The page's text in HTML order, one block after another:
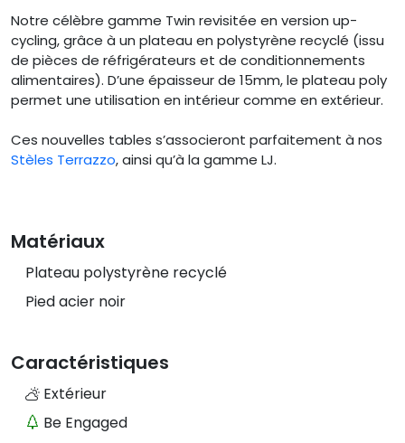
Notre célèbre gamme Twin revisitée en version up-
cycling, grâce à un plateau en polystyrène recyclé (issu
de pièces de réfrigérateurs et de conditionnements
alimentaires). D’une épaisseur de 15mm, le plateau poly
permet une utilisation en intérieur comme en extérieur.
Ces nouvelles tables s’associeront parfaitement à nos
Stèles Terrazzo, ainsi qu’à la gamme LJ.
Matériaux
Plateau polystyrène recyclé
Pied acier noir
Caractéristiques
Extérieur
Be Engaged